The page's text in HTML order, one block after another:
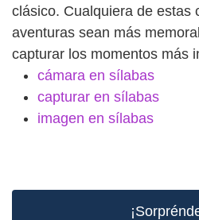
clásico. Cualquiera de estas
aventuras sean más
capturar los momentos más
cámara en sílabas
capturar en sílabas
imagen en sílabas